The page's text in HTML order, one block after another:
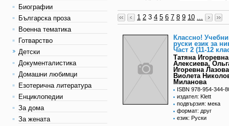
Биографии
Българска проза
Военна тематика
Готварство
Детски
Документалистика
Домашни любимци
Езотерична литература
Енциклопедии
За дома
За жената
1 2 3 4 5 6 7 8 9 10 ...
Классно!
руски език за
Част 2 (11-12
Татяна Игоревна
Алексиева,
Игоревна
Виолета
Миланова
ISBN 978-954-344-
издател: Klett
подвързия: мека
формат: друг
език: Руски